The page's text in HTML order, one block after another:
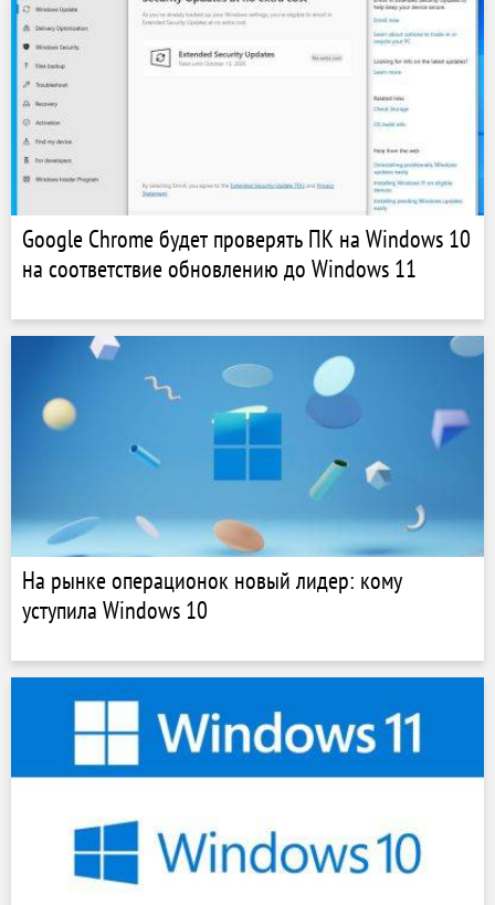
Google Chrome будет проверять ПК на Windows 10
на соответствие обновлению до Windows 11
На рынке операционок новый лидер: кому
уступила Windows 10